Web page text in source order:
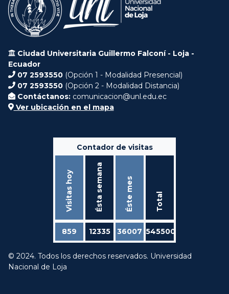
Ciudad Universitaria Guillermo Falconí - Loja -
Ecuador
07 2593550 (Opción 1 - Modalidad Presencial)
07 2593550 (Opción 2 - Modalidad Distancia)
Contáctanos: comunicacion@unl.edu.ec
Ver ubicación en el mapa
Contador de visitas
Visitas hoy Ésta semana Éste mes Total
859 12335 36007 545500
© 2024. Todos los derechos reservados. Universidad
Nacional de Loja